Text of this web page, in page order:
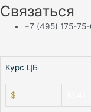
Связаться
+7 (495) 175-
Курс ЦБ
$